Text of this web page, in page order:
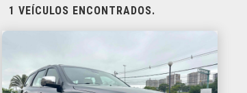
1 VEÍCULOS ENCONTRADOS.